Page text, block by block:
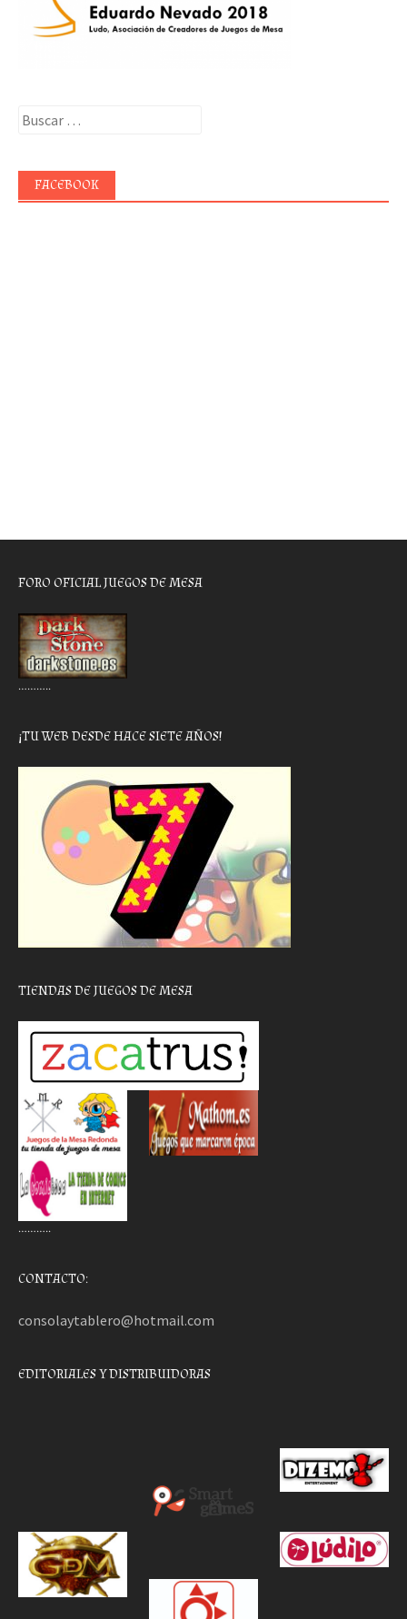
Buscar:
FACEBOOK
FORO OFICIAL JUEGOS DE MESA
………..
¡TU WEB DESDE HACE SIETE AÑOS!
TIENDAS DE JUEGOS DE MESA
………..
CONTACTO:
consolaytablero@hotmail.com
EDITORIALES Y DISTRIBUIDORAS